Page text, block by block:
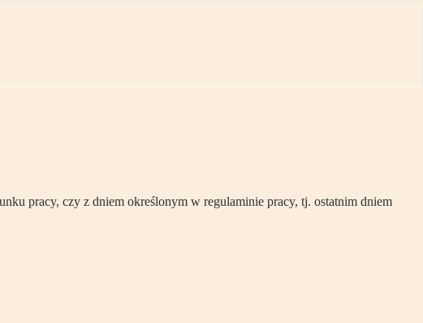
pracy, czy z dniem określonym w regulaminie pracy, tj. ostatnim dniem